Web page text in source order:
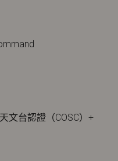
文台認證（COSC）+